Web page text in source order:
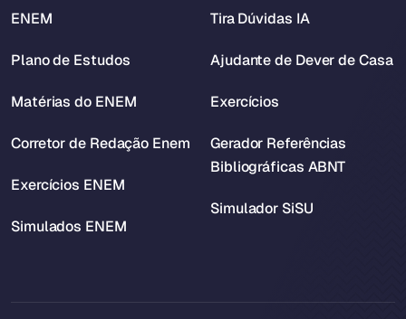
ENEM
Plano de Estudos
Matérias do ENEM
Corretor de Redação Enem
Exercícios ENEM
Simulados ENEM
Tira Dúvidas IA
Ajudante de Dever de Casa
Exercícios
Gerador Referências
Bibliográficas ABNT
Simulador SiSU